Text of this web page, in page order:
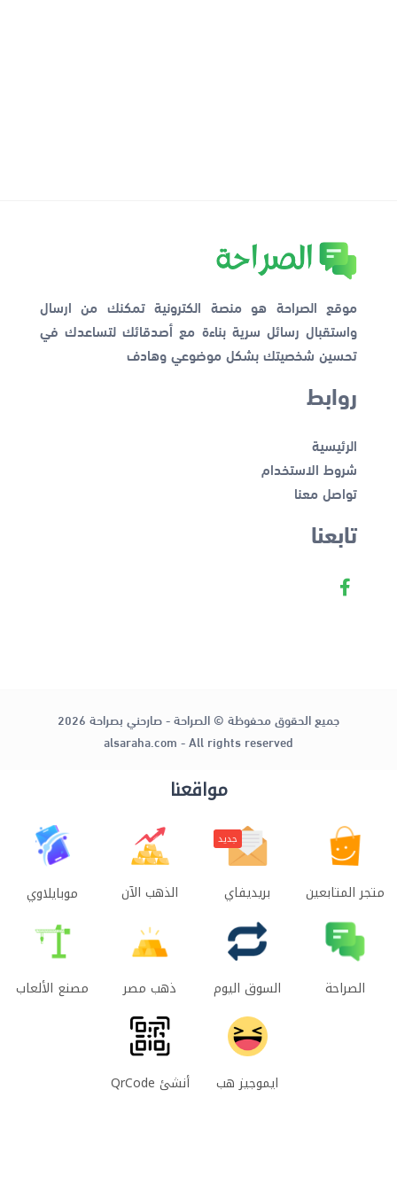
موقع الصراحة هو منصة الكترونية تمكنك من ارسال
واستقبال رسائل سرية بناءة مع أصدقائك لتساعدك في
تحسين شخصيتك بشكل موضوعي وهادف
روابط
الرئيسية
شروط الاستخدام
تواصل معنا
تابعنا
جميع الحقوق محفوظة © الصراحة - صارحني بصراحة 2026
alsaraha.com - All rights reserved